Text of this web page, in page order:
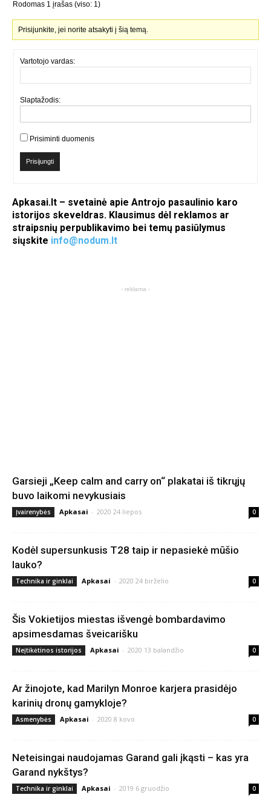
Rodomas 1 įrašas (viso: 1)
Prisijunkite, jei norite atsakyti į šią temą.
Vartotojo vardas:
Slaptažodis:
Prisiminti duomenis
Prisijungti
Apkasai.lt – svetainė apie Antrojo pasaulinio karo
istorijos skeveldras. Klausimus dėl reklamos ar
straipsnių perpublikavimo bei temų pasiūlymus
siųskite info@nodum.lt
- reklama -
Garsieji „Keep calm and carry on“ plakatai iš tikrųjų
buvo laikomi nevykusiais
Įvairenybės Apkasai - 2020 24 liepos 0
Kodėl supersunkusis T28 taip ir nepasiekė mūšio
lauko?
Technika ir ginklai Apkasai - 2020 24 birželio 0
Šis Vokietijos miestas išvengė bombardavimo
apsimesdamas šveicarišku
Neįtikėtinos istorijos Apkasai - 2020 13 balandžio 0
Ar žinojote, kad Marilyn Monroe karjera prasidėjo
karinių dronų gamykloje?
Asmenybės Apkasai - 2020 8 kovo 0
Neteisingai naudojamas Garand gali įkąsti – kas yra
Garand nykštys?
Technika ir ginklai Apkasai - 2019 6 gruodžio 0